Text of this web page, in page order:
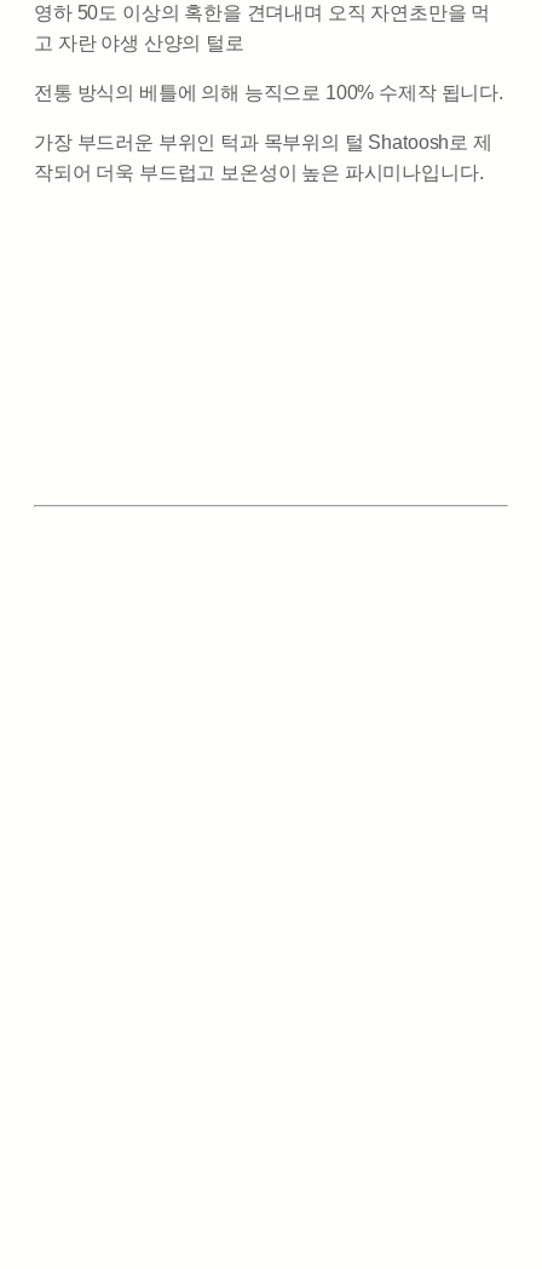
영하 50도 이상의 혹한을 견뎌내며 오직 자연초만을 먹
고 자란 야생 산양의 털로
전통 방식의 베틀에 의해 능직으로 100% 수제작 됩니다.
가장 부드러운 부위인 턱과 목부위의 털 Shatoosh로 제
작되어 더욱 부드럽고 보온성이 높은 파시미나입니다.